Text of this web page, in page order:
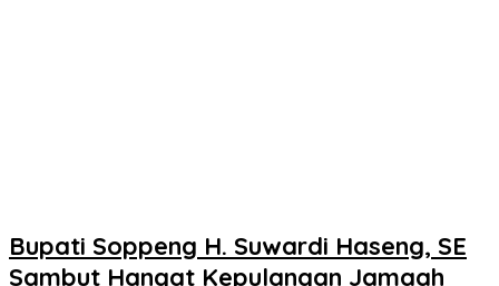
Bupati Soppeng H. Suwardi Haseng, SE
Sambut Hangat Kepulangan Jamaah